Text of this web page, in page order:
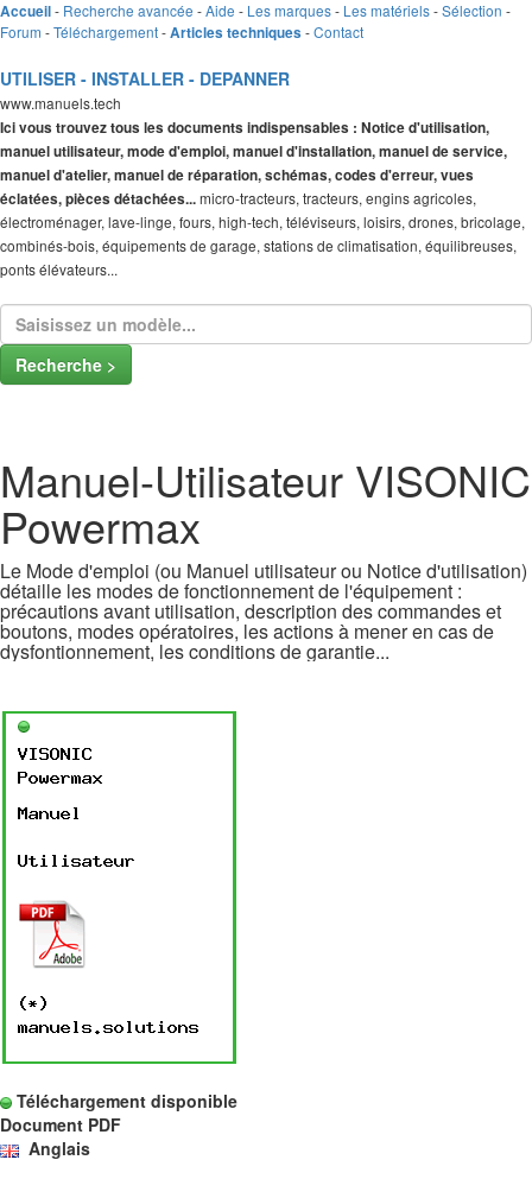
Accueil- Recherche avancée -Aide - Les marques- Les matériels-Sélection -
Forum -Téléchargement-Articles techniques -Contact
UTILISER - INSTALLER - DEPANNER
www.manuels.tech
Ici vous trouvez tous les documents indispensables : Notice d'utilisation,
manuel utilisateur, mode d'emploi, manuel d'installation, manuel de service,
manuel d'atelier, manuel de réparation, schémas, codes d'erreur, vues
éclatées, pièces détachées...micro-tracteurs, tracteurs, engins agricoles,
électroménager, lave-linge, fours, high-tech, téléviseurs, loisirs, drones, bricolage,
combinés-bois, équipements de garage, stations de climatisation, équilibreuses,
ponts élévateurs...
Recherche >
Manuel-Utilisateur VISONIC
Powermax
Le Mode d'emploi (ou Manuel utilisateur ou Notice d'utilisation)
détaille les modes de fonctionnement de l'équipement :
précautions avant utilisation, description des commandes et
boutons, modes opératoires, les actions à mener en cas de
dysfontionnement, les conditions de garantie...
Téléchargement disponible
Document PDF
Anglais